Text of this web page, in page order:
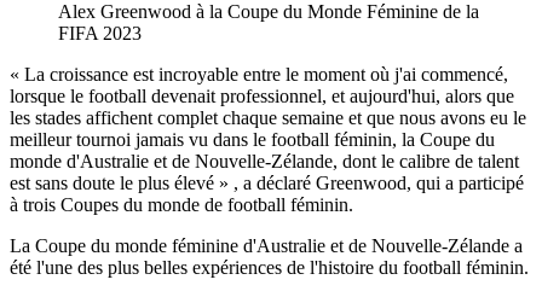
Alex Greenwood à la Coupe du Monde Féminine de la
FIFA 2023
« La croissance est incroyable entre le moment où j'ai commencé,
lorsque le football devenait professionnel, et aujourd'hui, alors que
les stades affichent complet chaque semaine et que nous avons eu le
meilleur tournoi jamais vu dans le football féminin, la Coupe du
monde d'Australie et de Nouvelle-Zélande, dont le calibre de talent
est sans doute le plus élevé » , a déclaré Greenwood, qui a participé
à trois Coupes du monde de football féminin.
La Coupe du monde féminine d'Australie et de Nouvelle-Zélande a
été l'une des plus belles expériences de l'histoire du football féminin.